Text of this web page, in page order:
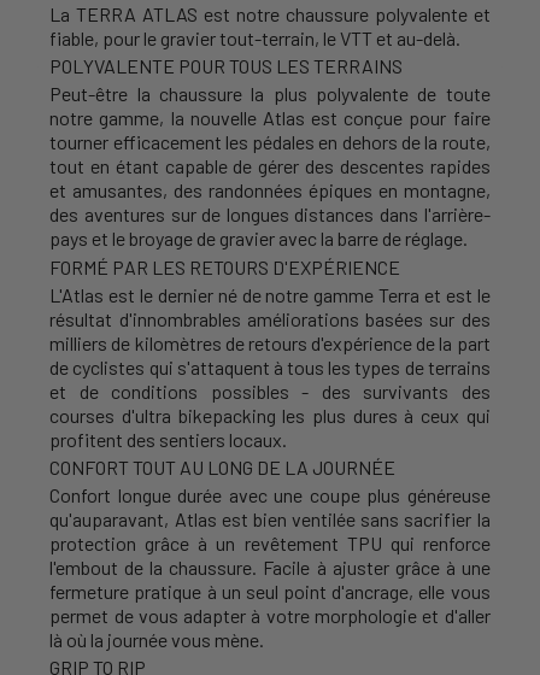
La TERRA ATLAS est notre chaussure polyvalente et
fiable, pour le gravier tout-terrain, le VTT et au-delà.
POLYVALENTE POUR TOUS LES TERRAINS
Peut-être la chaussure la plus polyvalente de toute
notre gamme, la nouvelle Atlas est conçue pour faire
tourner efficacement les pédales en dehors de la route,
tout en étant capable de gérer des descentes rapides
et amusantes, des randonnées épiques en montagne,
des aventures sur de longues distances dans l'arrière-
pays et le broyage de gravier avec la barre de réglage.
FORMÉ PAR LES RETOURS D'EXPÉRIENCE
L'Atlas est le dernier né de notre gamme Terra et est le
résultat d'innombrables améliorations basées sur des
milliers de kilomètres de retours d'expérience de la part
de cyclistes qui s'attaquent à tous les types de terrains
et de conditions possibles - des survivants des
courses d'ultra bikepacking les plus dures à ceux qui
profitent des sentiers locaux.
CONFORT TOUT AU LONG DE LA JOURNÉE
Confort longue durée avec une coupe plus généreuse
qu'auparavant, Atlas est bien ventilée sans sacrifier la
protection grâce à un revêtement TPU qui renforce
l'embout de la chaussure. Facile à ajuster grâce à une
fermeture pratique à un seul point d'ancrage, elle vous
permet de vous adapter à votre morphologie et d'aller
là où la journée vous mène.
GRIP TO RIP